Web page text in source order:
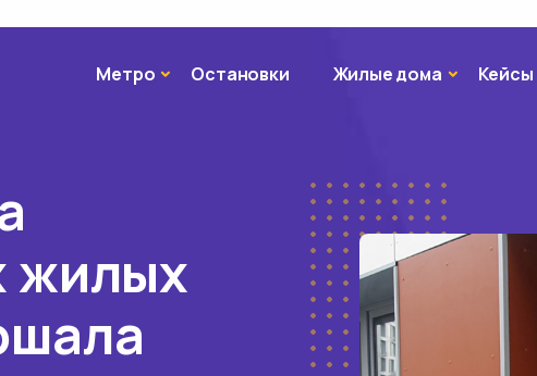
МетроМетроОстановки Жилые домаЖилые дома
Кейсы
жилых